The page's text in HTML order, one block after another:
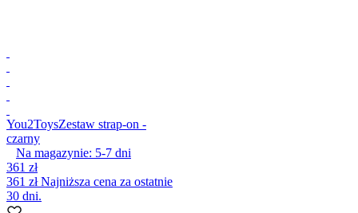
You2ToysZestaw strap-on -
czarny
Na magazynie: 5-7 dni
361 zł
361 złNajniższa cena za ostatnie
30 dni.